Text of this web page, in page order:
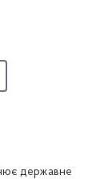
державне